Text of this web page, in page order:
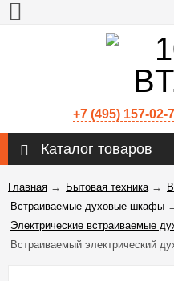
+7 (495) 157-02-
Каталог товаров
Главная → Бытовая техника→
Встраиваемые духовые шкафы
Электрические встраиваемые
Встраиваемый электрический